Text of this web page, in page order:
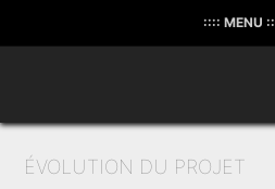
:::: MENU
ÉVOLUTION DU PROJET